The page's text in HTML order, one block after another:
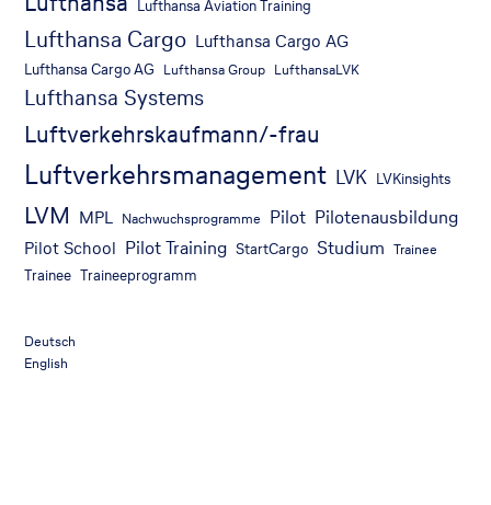
Lufthansa Aviation Training
Lufthansa Cargo Lufthansa Cargo AG
Lufthansa Cargo AG Lufthansa Group LufthansaLVK
Lufthansa Systems
Luftverkehrskaufmann/-frau
Luftverkehrsmanagement LVK LVKinsights
LVM MPL Nachwuchsprogramme Pilot Pilotenausbildung
Pilot School Pilot Training StartCargo Studium Trainee
Trainee Traineeprogramm
Deutsch
English